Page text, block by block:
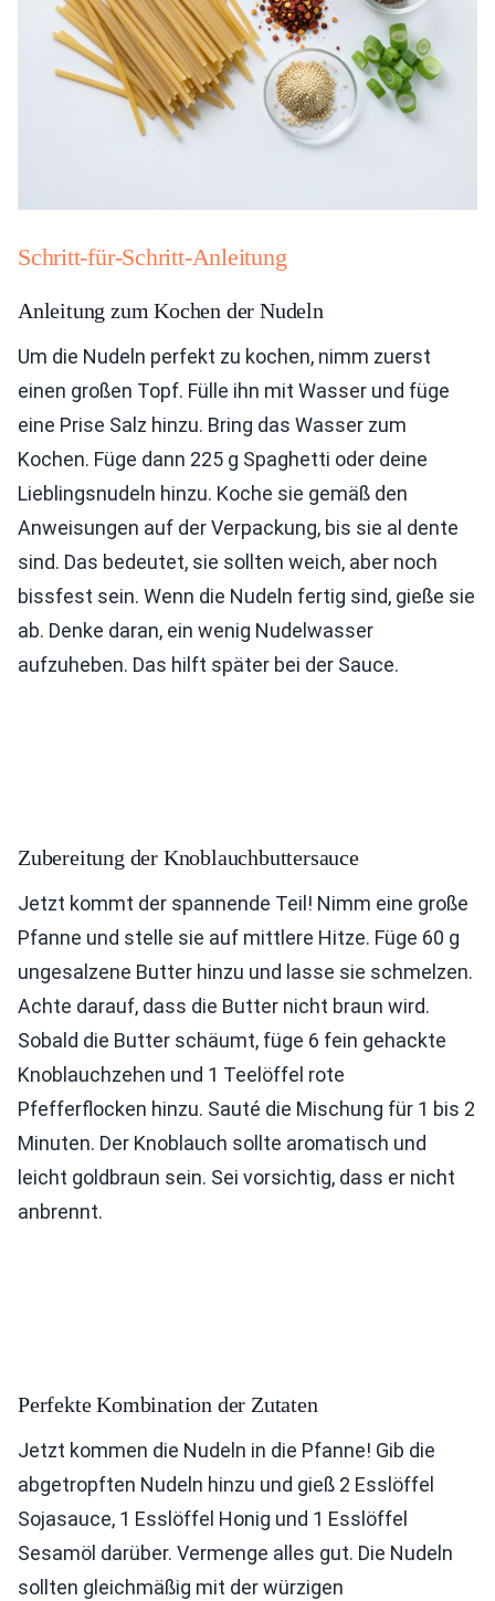
Schritt-für-Schritt-Anleitung
Anleitung zum Kochen der Nudeln
Um die Nudeln perfekt zu kochen, nimm zuerst
einen großen Topf. Fülle ihn mit Wasser und füge
eine Prise Salz hinzu. Bring das Wasser zum
Kochen. Füge dann 225 g Spaghetti oder deine
Lieblingsnudeln hinzu. Koche sie gemäß den
Anweisungen auf der Verpackung, bis sie al dente
sind. Das bedeutet, sie sollten weich, aber noch
bissfest sein. Wenn die Nudeln fertig sind, gieße sie
ab. Denke daran, ein wenig Nudelwasser
aufzuheben. Das hilft später bei der Sauce.
Zubereitung der Knoblauchbuttersauce
Jetzt kommt der spannende Teil! Nimm eine große
Pfanne und stelle sie auf mittlere Hitze. Füge 60 g
ungesalzene Butter hinzu und lasse sie schmelzen.
Achte darauf, dass die Butter nicht braun wird.
Sobald die Butter schäumt, füge 6 fein gehackte
Knoblauchzehen und 1 Teelöffel rote
Pfefferflocken hinzu. Sauté die Mischung für 1 bis 2
Minuten. Der Knoblauch sollte aromatisch und
leicht goldbraun sein. Sei vorsichtig, dass er nicht
anbrennt.
Perfekte Kombination der Zutaten
Jetzt kommen die Nudeln in die Pfanne! Gib die
abgetropften Nudeln hinzu und gieß 2 Esslöffel
Sojasauce, 1 Esslöffel Honig und 1 Esslöffel
Sesamöl darüber. Vermenge alles gut. Die Nudeln
sollten gleichmäßig mit der würzigen